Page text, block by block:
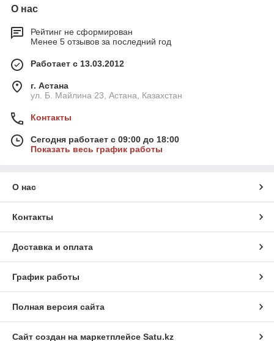
О нас
Рейтинг не сформирован
Менее 5 отзывов за последний год
Работает с 13.03.2012
г. Астана
ул. Б. Майлина 23, Астана, Казахстан
Контакты
Сегодня работает с 09:00 до 18:00
Показать весь график работы
О нас
Контакты
Доставка и оплата
График работы
Полная версия сайта
Сайт создан на маркетплейсе Satu.kz